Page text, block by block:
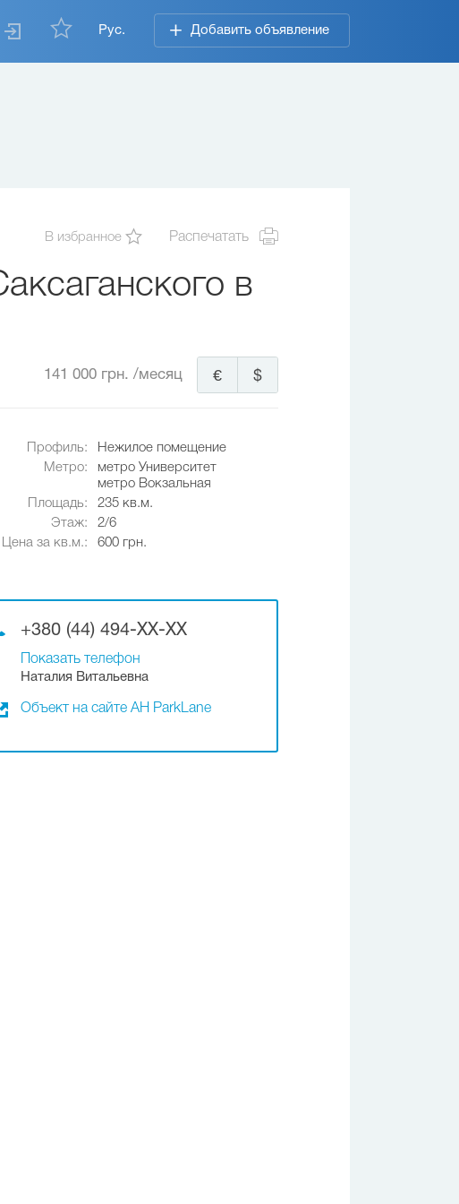
Рус. Добавить объявление
В избранное Распечатать
в
141 000 грн. /месяц $
€
Профиль:
Нежилое помещение
Метро:
метро Университет
метро Вокзальная
Площадь:
235 кв.м.
Этаж:
2/6
Цена за кв.м.:
600 грн.
+380 (44) 494-XX-XX
Показать телефон
Наталия Витальевна
Объект на сайте АН ParkLane